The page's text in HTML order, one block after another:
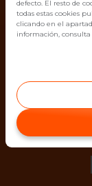
defecto. El resto de
todas estas cookies
clicando en el
información, consulta